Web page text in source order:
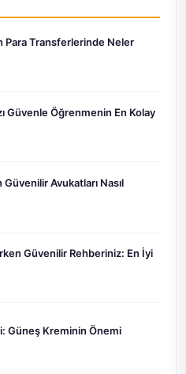
Para Transferlerinde Neler
Güvenle Öğrenmenin En Kolay
Avukatları Nasıl
Güvenilir Rehberiniz: En İyi
Güneş Kreminin Önemi